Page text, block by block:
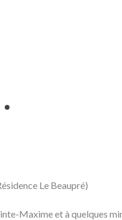
Le Beaupré)
Maxime et à quelques